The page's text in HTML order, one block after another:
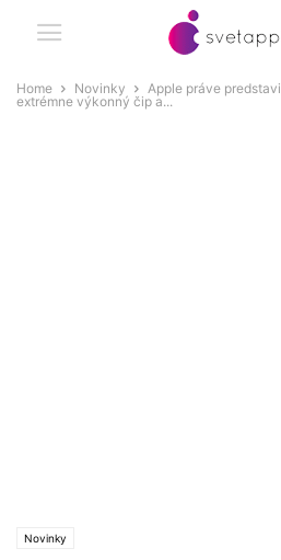
Home Novinky
Apple práve
extrémne výkonný čip a...
Novinky